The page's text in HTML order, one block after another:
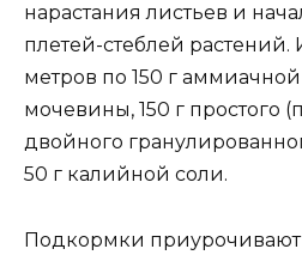
нарастания листьев и
плетей-стеблей растений.
метров по 150 г
мочевины, 150 г простого
двойного
50 г калийной соли.
Подкормки